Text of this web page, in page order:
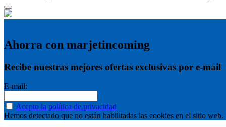
Ahorra con marjetincoming
Recibe nuestras mejores ofertas exclusivas por e-mail
E-mail:
Acepto la política de privacidad
Hemos detectado que no están habilitadas las cookies en el sitio